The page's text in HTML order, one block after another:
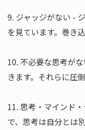
9. ジャッジがない -
を見ています。巻き
10. 不必要な思考が
きます。それらに圧
11. 思考・マインド
で、思考は自分とは